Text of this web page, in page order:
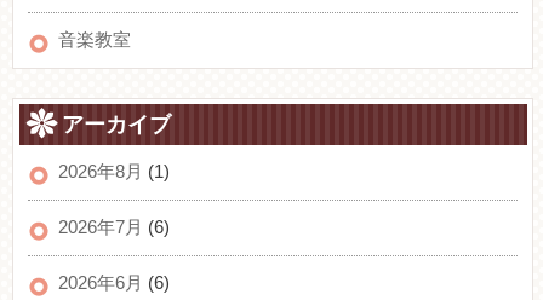
音楽教室
アーカイブ
2026年8月 (1)
2026年7月 (6)
2026年6月 (6)